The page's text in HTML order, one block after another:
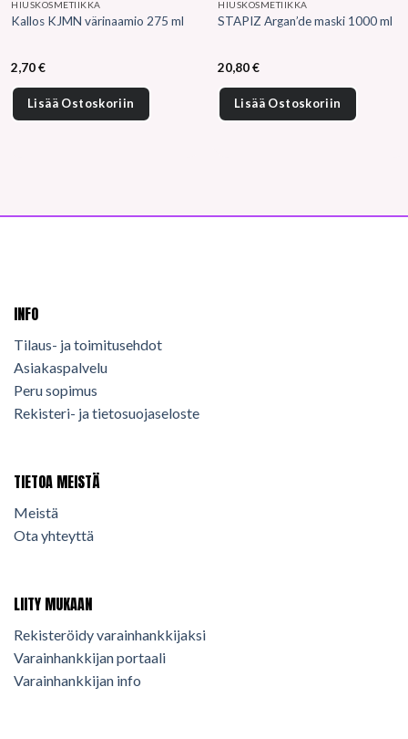
HIUSKOSMETIIKKA
Kallos KJMN värinaamio 275 ml
2,70€
Lisää Ostoskoriin
HIUSKOSMETIIKKA
STAPIZ Argan’de maski 1000 ml
20,80€
Lisää Ostoskoriin
INFO
Tilaus- ja toimitusehdot
Asiakaspalvelu
Peru sopimus
Rekisteri- ja tietosuojaseloste
TIETOA MEISTÄ
Meistä
Ota yhteyttä
LIITY MUKAAN
Rekisteröidy varainhankkijaksi
Varainhankkijan portaali
Varainhankkijan info